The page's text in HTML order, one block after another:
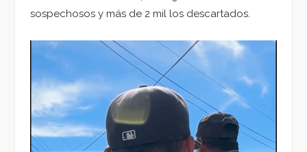
sospechosos y más de 2 mil los descartados.
Reproductor
vídeo